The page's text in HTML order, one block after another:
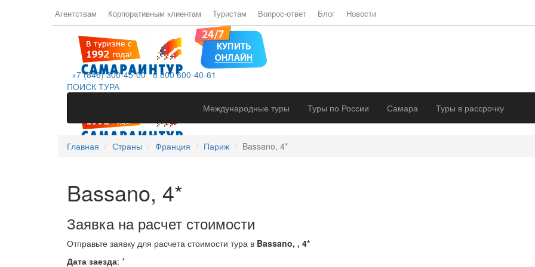
Агентствам Корпоративным клиентам Туристам Вопрос-ответ Блог Новости
+7 (846) 300-45-00 8 800 600-40-61
ПОИСК ТУРА
Международные туры
Туры по России Самара Туры в рассрочку
Главная Страны Франция Париж Bassano, 4*
Bassano, 4*
Заявка на расчет стоимости
Отправьте заявку для расчета стоимости тура в Bassano, , 4*
Дата заезда: *